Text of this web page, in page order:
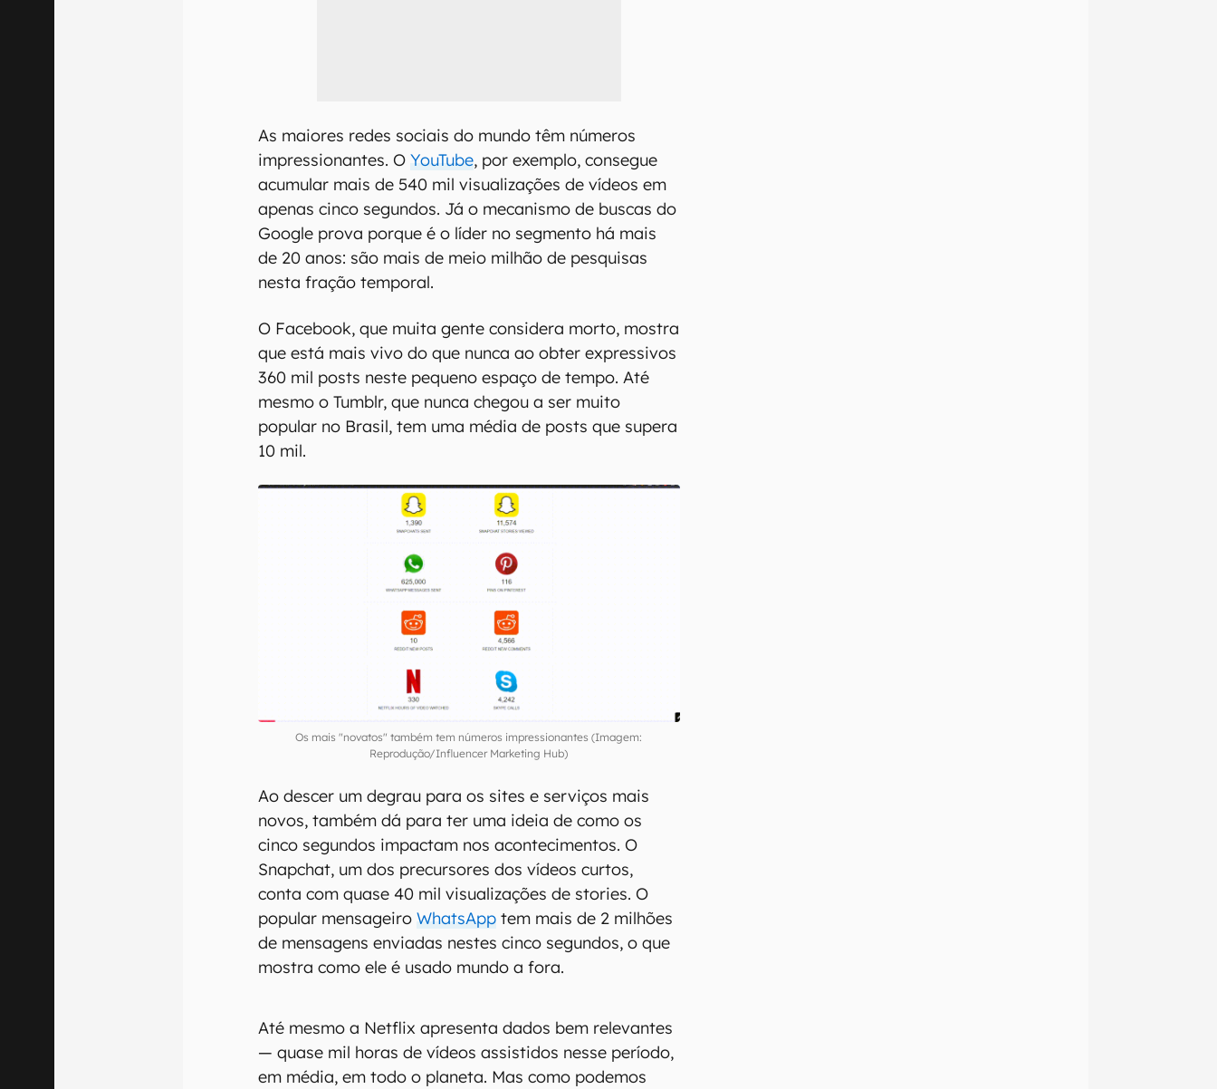
As maiores redes sociais do mundo têm números
impressionantes. OYouTube, por exemplo, consegue
acumular mais de 540 mil visualizações de vídeos em
apenas cinco segundos. Já o mecanismo de buscas do
Google prova porque é o líder no segmento há mais
de 20 anos: são mais de meio milhão de pesquisas
nesta fração temporal.
O Facebook, que muita gente considera morto, mostra
que está mais vivo do que nunca ao obter expressivos
360 mil posts neste pequeno espaço de tempo. Até
mesmo o Tumblr, que nunca chegou a ser muito
popular no Brasil, tem uma média de posts que supera
10 mil.
Os mais "novatos" também tem números impressionantes (Imagem:
Reprodução/Influencer Marketing Hub)
Ao descer um degrau para os sites e serviços mais
novos, também dá para ter uma ideia de como os
cinco segundos impactam nos acontecimentos. O
Snapchat, um dos precursores dos vídeos curtos,
conta com quase 40 mil visualizações de stories. O
popular mensageiroWhatsApp tem mais de 2 milhões
de mensagens enviadas nestes cinco segundos, o que
mostra como ele é usado mundo a fora.
Até mesmo a Netflix apresenta dados bem relevantes
— quase mil horas de vídeos assistidos nesse período,
em média, em todo o planeta. Mas como podemos